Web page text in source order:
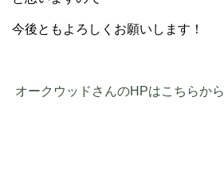
今後ともよろしくお願いします！
オークウッドさんのHPはこちらから